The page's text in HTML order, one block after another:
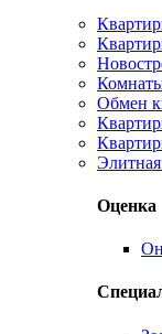
Обмен
Оценка